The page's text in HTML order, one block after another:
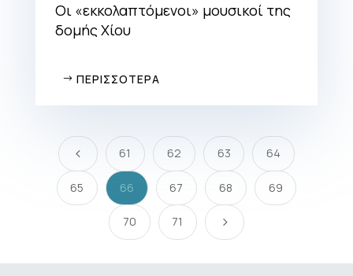
Οι «εκκολαπτόμενοι» μουσικοί της
δομής Χίου
ΠΕΡΙΣΣΟΤΕΡΑ
4 61 62 63 64
65 66 67 68 69
70 71 5